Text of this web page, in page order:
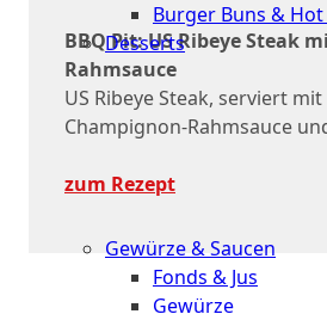
Burger Buns &
Desserts
Neu
Sale
&
Gewürze & Saucen
Fonds & Jus
Gewürze
BBQ Pit: US Ribeye Steak
Rahmsauce
US Ribeye Steak, serviert
Champignon-Rahmsauce
zum Rezept